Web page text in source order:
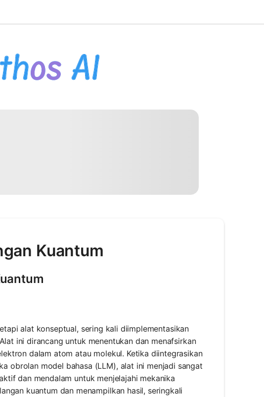
Kuantum
alat konseptual, sering kali diimplementasikan
ini dirancang untuk menentukan dan menafsirkan
dalam atom atau molekul. Ketika diintegrasikan
obrolan model bahasa (LLM), alat ini menjadi sangat
dan mendalam untuk menjelajahi mekanika
kuantum dan menampilkan hasil, seringkali